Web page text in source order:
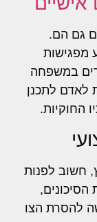
גם הם.
מפגישות
במשפחה
לאדם לתכנן
החוקיות.
חשוב לפנות
הסיכונים,
להסרת הצו